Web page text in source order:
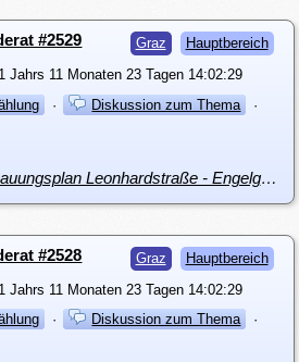
Graz Hauptbereich
#2529
Jahrs 11 Monaten 23 Tagen 14:02:29
· Diskussion zum Thema
·
i5445: 13.) 02.12.0 Bebauungsplan Leonhardstraße - Engelgasse
Graz Hauptbereich
#2528
Jahrs 11 Monaten 23 Tagen 14:02:29
· Diskussion zum Thema
·